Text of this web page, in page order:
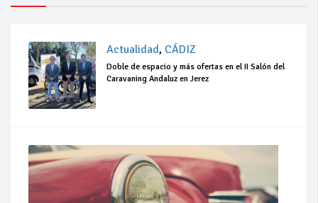
Actualidad, CÁDIZ
Doble de espacio y más ofertas en el II Salón del
Caravaning Andaluz en Jerez